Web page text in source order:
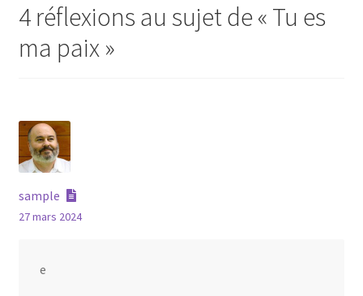
4 réflexions au sujet de « Tu es
ma paix»
sample
27 mars 2024
e